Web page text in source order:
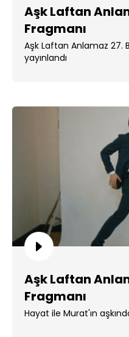
Aşk Laftan
Fragmanı
Aşk Laftan Anlamaz 27.
yayınlandı
Aşk Laftan
Fragmanı
Hayat ile Murat'ın